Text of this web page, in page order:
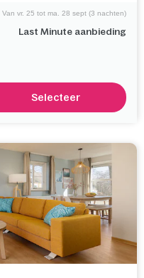
Last Minute aanbieding
Van vr. 25 tot ma. 28 sept (3 nachten)
Selecteer